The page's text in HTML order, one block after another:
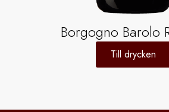
Borgogno Barolo
Till drycken